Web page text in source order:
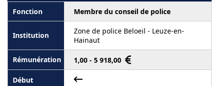
Membre du conseil de police
Zone de police Beloeil - Leuze-en-
Hainaut
1,00 - 5 918,00